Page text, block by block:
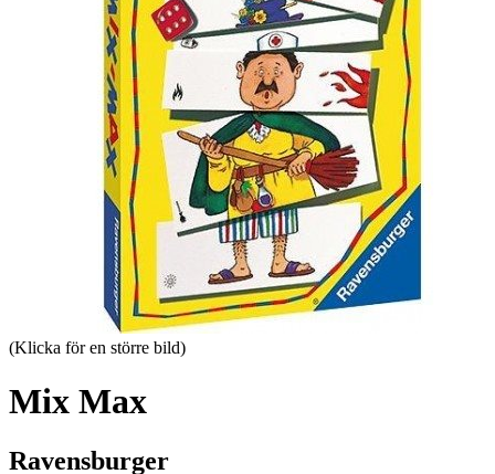
(Klicka för en större bild)
Mix Max
Ravensburger